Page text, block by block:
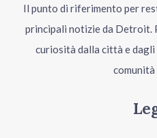
Il punto di riferimento per
principali notizie da Detroit.
curiosità dalla città e